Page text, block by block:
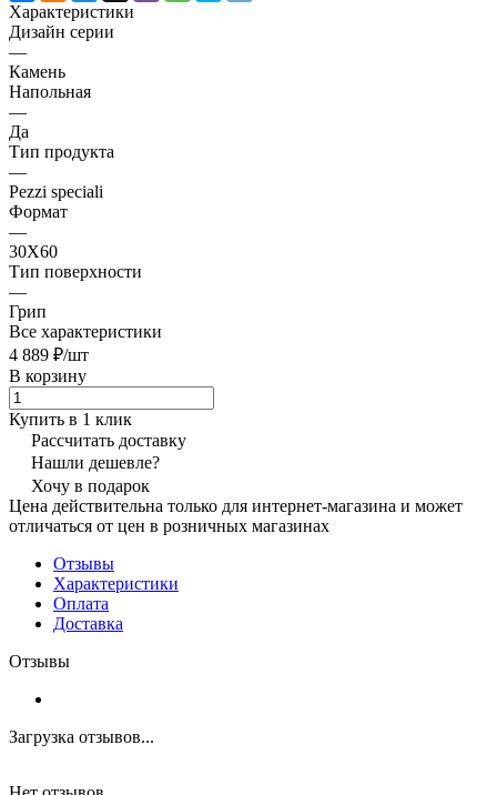
Характеристики
Дизайн серии
—
Камень
Напольная
—
Да
Тип продукта
—
Pezzi speciali
Формат
—
30X60
Тип поверхности
—
Грип
Все характеристики
4 889 ₽/шт
В корзину
Купить в 1 клик
Рассчитать доставку
Нашли дешевле?
Хочу в подарок
Цена действительна только для интернет-магазина и может
отличаться от цен в розничных магазинах
Отзывы
Характеристики
Оплата
Доставка
Отзывы
Загрузка отзывов...